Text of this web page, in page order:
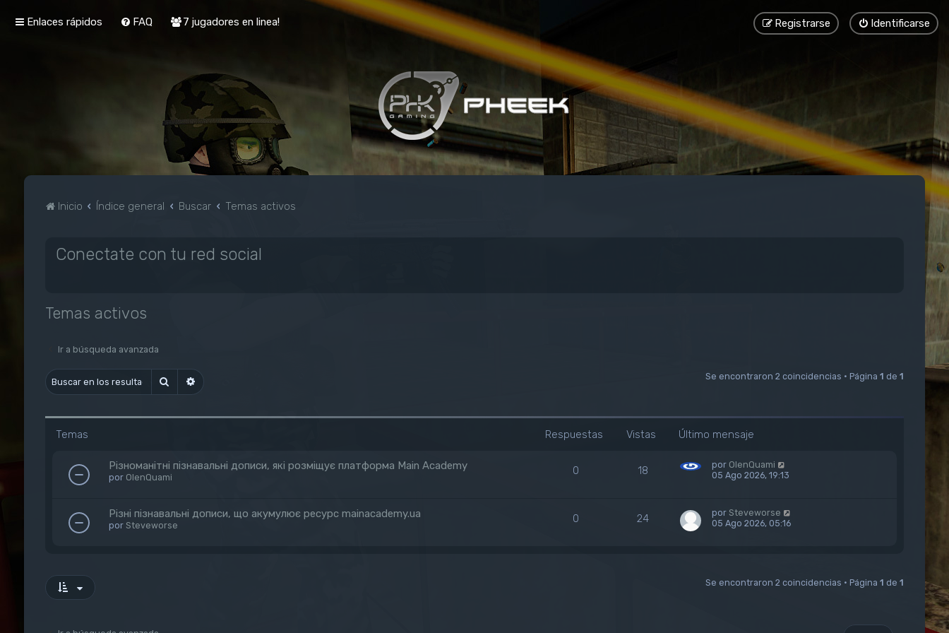
Enlaces rápidos FAQ 7 jugadores en linea! Identificarse
Registrarse
Inicio Índice general Buscar Temas activos
Conectate con tu red social
Temas activos
Ir a búsqueda avanzada
Buscar Búsqueda avanzada Se encontraron 2 coincidencias • Página1 de1
Temas Respuestas Vistas Último mensaje
Різноманітні пізнавальні дописи, які розміщує платформа Main Academy
por OlenQuami
0 18 por OlenQuami
05 Ago 2026, 19:13
Різні пізнавальні дописи, що акумулює ресурс mainacademy.ua
por Steveworse
0 24 por Steveworse
05 Ago 2026, 05:16
Se encontraron 2 coincidencias • Página1 de1